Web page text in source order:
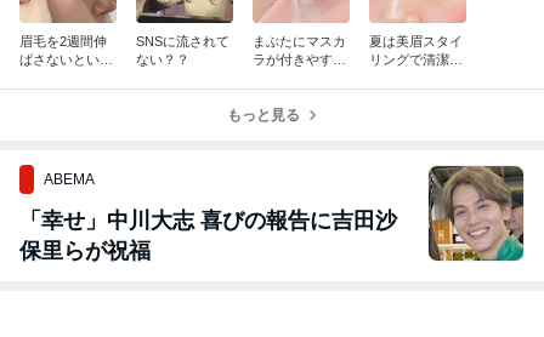
眉毛を2週間伸
ばさないといけ
SNSに流されて
ない？？
まぶたにマスカ
ラが付きやすい
夏は美眉スタイ
リングで清潔感
もっと見る
ABEMA
「幸せ」中川大志 喜びの報告に吉田沙
保里らが祝福